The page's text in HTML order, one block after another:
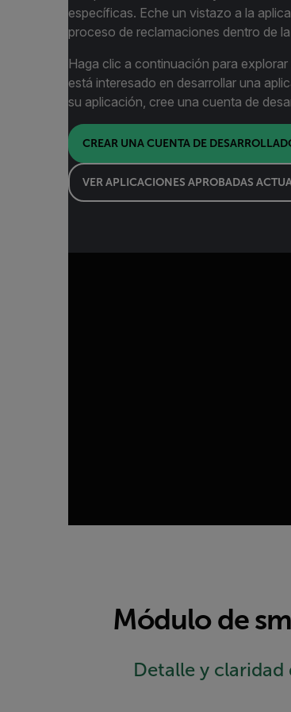
específicas. Eche un vistazo a la
proceso de reclamaciones dentro de
Haga clic a continuación para
está interesado en desarrollar una
su aplicación, cree una cuenta de
CREAR UNA CUENTA DE
VER APLICACIONES APROBADAS
Módulo de
Detalle y claridad